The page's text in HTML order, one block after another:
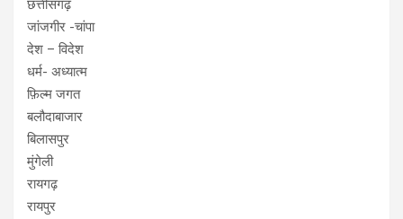
छत्तीसगढ़
जांजगीर -चांपा
देश – विदेश
धर्म- अध्यात्म
फ़िल्म जगत
बलौदाबाजार
बिलासपुर
मुंगेली
रायगढ़
रायपुर